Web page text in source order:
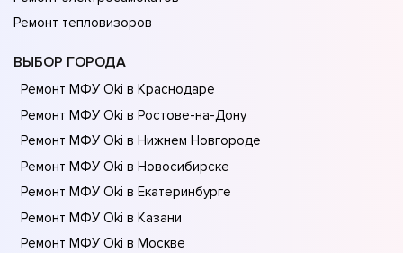
Ремонт тепловизоров
ВЫБОР ГОРОДА
Ремонт МФУ Oki в Краснодаре
Ремонт МФУ Oki в Ростове-на-Донy
Ремонт МФУ Oki в Нижнем Новгороде
Ремонт МФУ Oki в Новосибирске
Ремонт МФУ Oki в Екатеринбурге
Ремонт МФУ Oki в Казани
Ремонт МФУ Oki в Москве